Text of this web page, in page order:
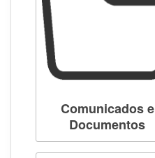
Comunicados e
Documentos